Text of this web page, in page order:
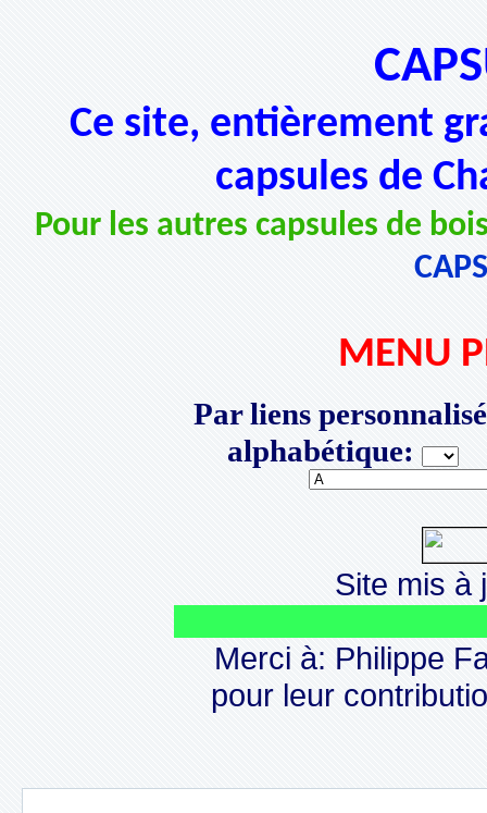
Ce site, entièrement
capsules de
Pour les autres capsules de
MENU
Par liens
alphabétique:
Site mis à
Merci à: Philippe
pour leur